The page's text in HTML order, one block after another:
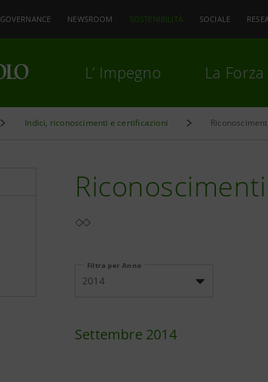
GOVERNANCE NEWSROOM SOSTENIBILITÀ SOCIALE
L’ Impegno La
Indici, riconoscimenti e certificazioni
Riconoscimenti
Filtra per Anno
2014
Settembre 2014